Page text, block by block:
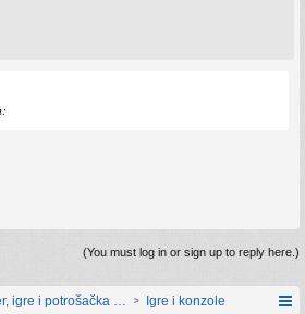
(You must log in or sign up to reply here.)
igre i potrošačka elektronikaIgre i konzole